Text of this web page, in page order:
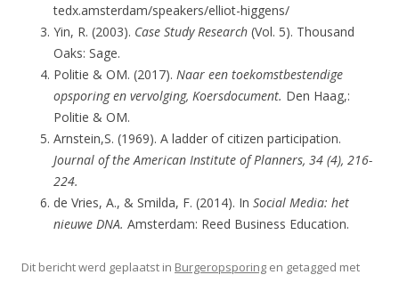
tedx.amsterdam/speakers/elliot-higgens/
Yin, R. (2003). Case Study Research (Vol. 5). Thousand
Oaks: Sage.
Politie & OM. (2017). Naar een toekomstbestendige
opsporing en vervolging, Koersdocument. Den Haag,:
Politie & OM.
Arnstein,S. (1969). A ladder of citizen participation.
Journal of the American Institute of Planners, 34 (4), 216-
224.
de Vries, A., & Smilda, F. (2014). In Social Media: het
nieuwe DNA. Amsterdam: Reed Business Education.
Dit bericht werd geplaatst in Burgeropsporing en getagged met